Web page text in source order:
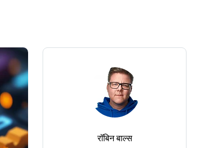
रॉबिन बाल्स